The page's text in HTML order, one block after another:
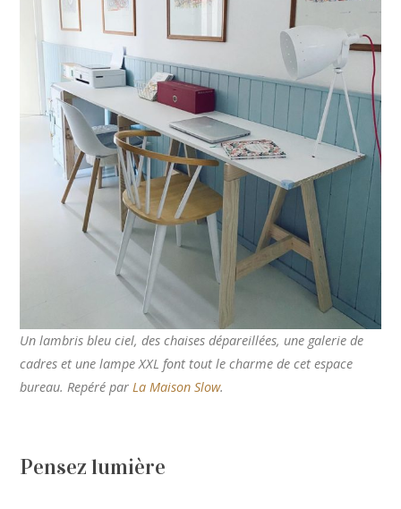
Un lambris bleu ciel, des chaises dépareillées, une galerie de
cadres et une lampe XXL font tout le charme de cet espace
bureau. Repéré parLa Maison Slow.
Pensez lumière